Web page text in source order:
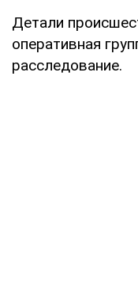
Детали
оперативная
расследование.